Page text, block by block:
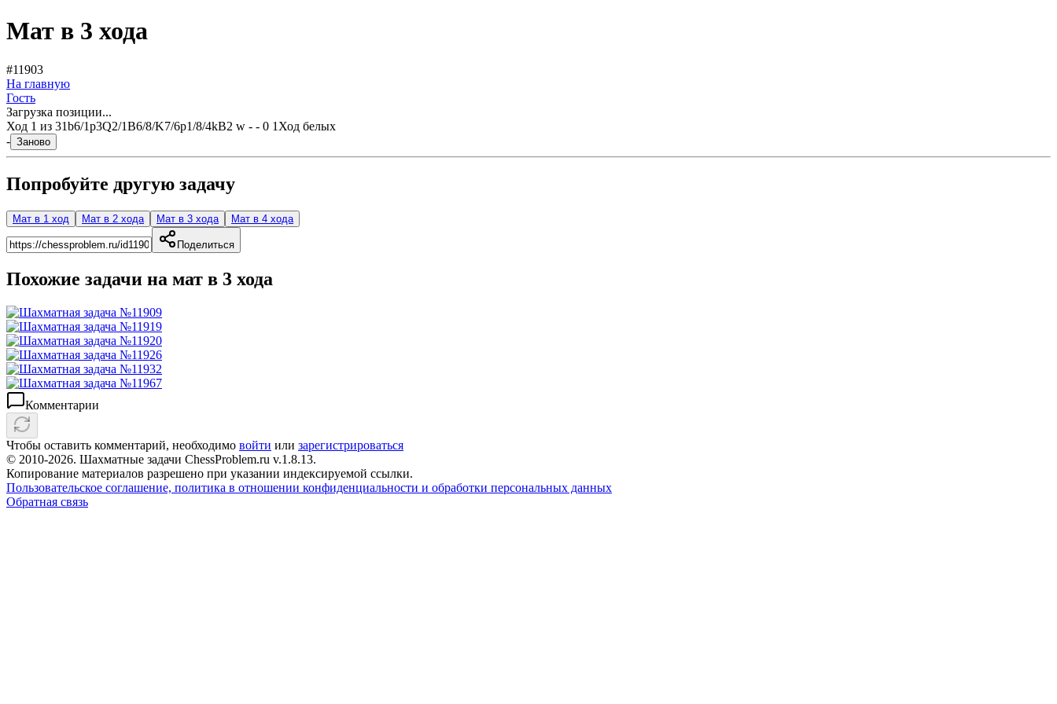
Мат в 3 хода
#11903
На главную
Гость
Загрузка позиции...
Ход 1 из 31b6/1p3Q2/1B6/8/K7/6p1/8/4kB2 w - - 0 1 Ход белых
- Заново
Попробуйте другую задачу
Мат в 1 ход Мат в 2 хода Мат в 3 хода Мат в 4 хода
Поделиться
Похожие задачи на мат в 3 хода
Комментарии
Чтобы оставить комментарий, необходимо войти или зарегистрироваться
© 2010-2026. Шахматные задачи ChessProblem.ru v.1.8.13.
Копирование материалов разрешено при указании индексируемой ссылки.
Пользовательское соглашение, политика в отношении конфиденциальности и обработки персональных данных
Обратная связь